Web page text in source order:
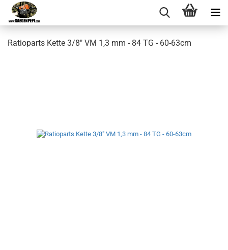
Ratioparts Kette 3/8" VM 1,3 mm - 84 TG - 60-63cm